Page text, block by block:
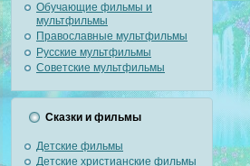
Обучающие фильмы и
мультфильмы
Православные мультфильмы
Русские мультфильмы
Советские мультфильмы
Сказки и фильмы
Детские фильмы
Детские христианские фильмы